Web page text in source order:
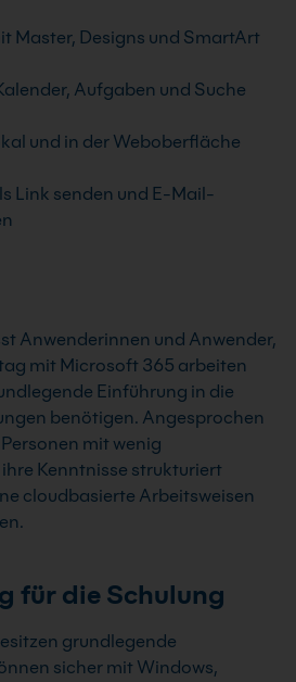
Master, Designs und SmartArt
Aufgaben und Suche
und in der Weboberfläche
Link senden und E-Mail-
Anwenderinnen und Anwender,
mit Microsoft 365 arbeiten
Einführung in die
benötigen. Angesprochen
mit wenig
Kenntnisse strukturiert
cloudbasierte Arbeitsweisen
für die Schulung
grundlegende
sicher mit Windows,